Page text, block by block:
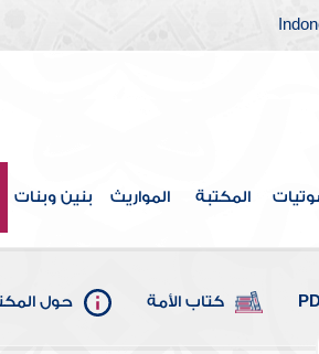
المكتبة المواريث بنين وبنات
كتاب الأمة حول